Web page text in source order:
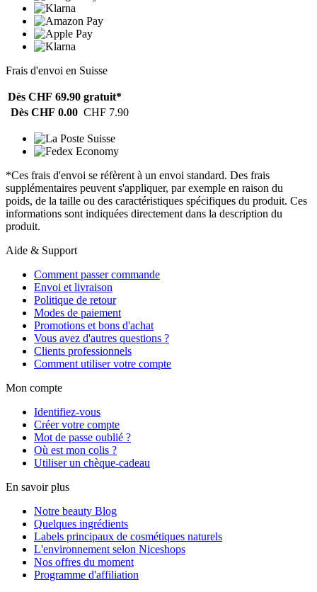
Frais d'envoi en Suisse
Dès CHF 69.90 gratuit*
Dès CHF 0.00 CHF 7.90
*Ces frais d'envoi se réfèrent à un envoi standard. Des frais
supplémentaires peuvent s'appliquer, par exemple en raison du
poids, de la taille ou des caractéristiques spécifiques du produit. Ces
informations sont indiquées directement dans la description du
produit.
Aide & Support
Comment passer commande
Envoi et livraison
Politique de retour
Modes de paiement
Promotions et bons d'achat
Vous avez d'autres questions ?
Clients professionnels
Comment utiliser votre compte
Mon compte
Identifiez-vous
Créer votre compte
Mot de passe oublié ?
Où est mon colis ?
Utiliser un chèque-cadeau
En savoir plus
Notre beauty Blog
Quelques ingrédients
Labels principaux de cosmétiques naturels
L'environnement selon Niceshops
Nos offres du moment
Programme d'affiliation